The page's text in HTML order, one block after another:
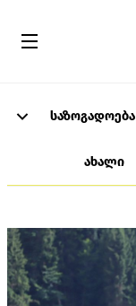
საზოგადოება
ახალი